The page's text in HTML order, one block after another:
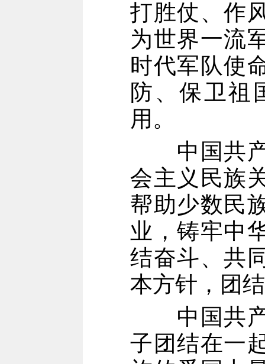
打胜仗、作
为世界一流
时代军队使
防、保卫祖
用。
中国共产
会主义民族
帮助少数民
业，铸牢中
结奋斗、共
本方针，团
中国共产
子团结在一